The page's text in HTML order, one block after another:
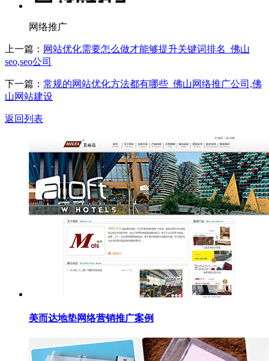
网络推广
上一篇： 网站优化需要怎么做才能够提升关键词排名_佛山
seo,seo公司
下一篇： 常规的网站优化方法都有哪些_佛山网络推广公司,佛
山网站建设
返回列表
美而达地垫网络营销推广案例